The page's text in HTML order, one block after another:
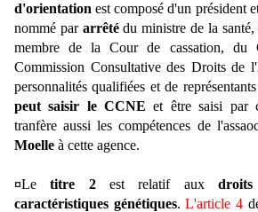
d'orientation est composé d'un président
nommé par arrêtédu ministre de la santé,
membre de la Cour de cassation, du
Commission Consultative des Droits de
personnalités qualifiées et de
peut saisir le CCNE et être saisi par
tranfère aussi les compétences de
Moelle à cette agence.
¤Letitre 2 est relatif aux
caractéristiques génétiques. L'article 4